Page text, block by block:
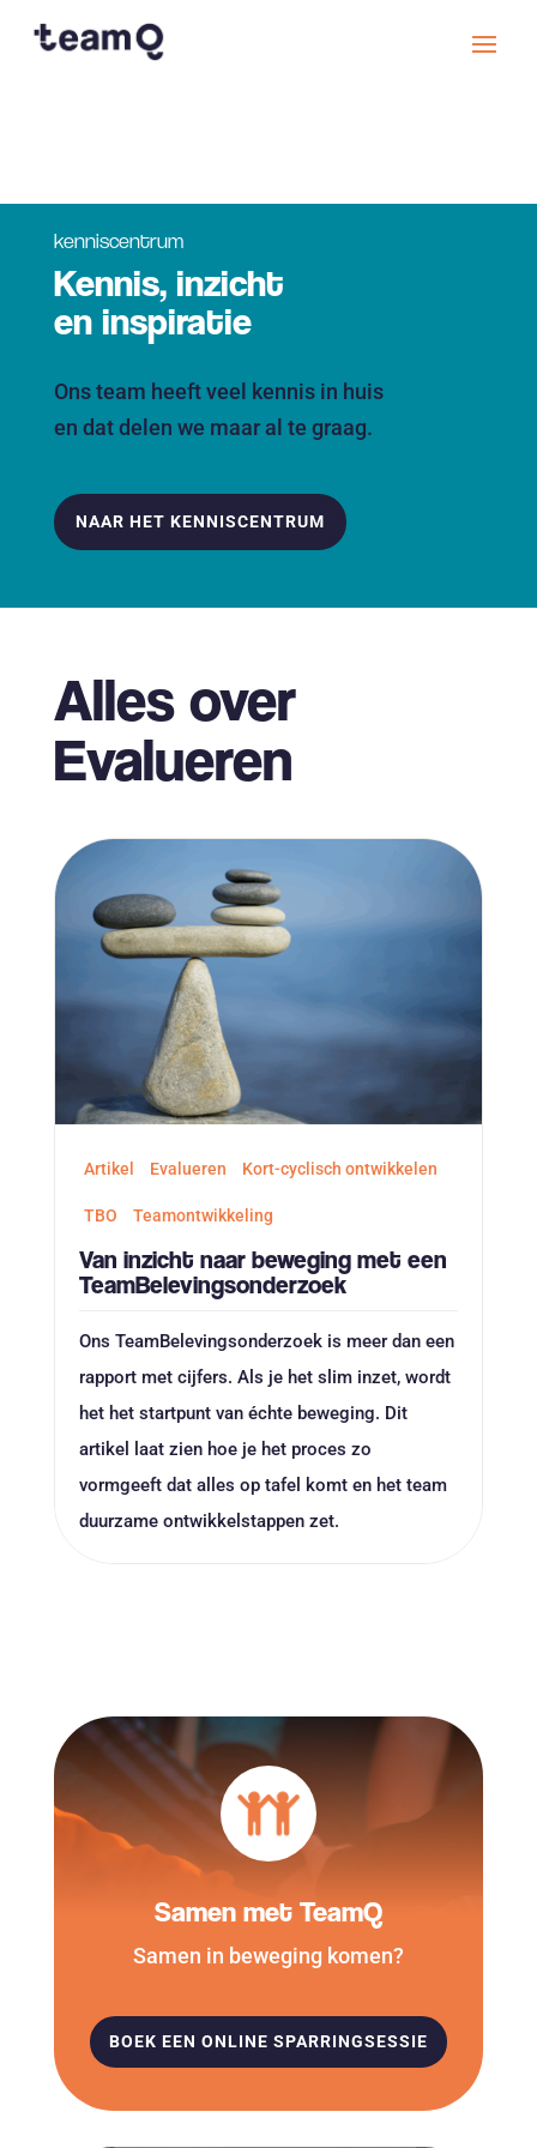
kenniscentrum
Kennis, inzicht
en inspiratie
Ons team heeft veel kennis in huis
en dat delen we maar al te graag.
NAAR HET KENNISCENTRUM
Alles over
Evalueren
Artikel Evalueren Kort-cyclisch ontwikkelen
TBO Teamontwikkeling
Van inzicht naar beweging met een
TeamBelevingsonderzoek
Ons TeamBelevingsonderzoek is meer dan een
rapport met cijfers. Als je het slim inzet, wordt
het het startpunt van échte beweging. Dit
artikel laat zien hoe je het proces zo
vormgeeft dat alles op tafel komt en het team
duurzame ontwikkelstappen zet.
Samen met TeamQ
Samen in beweging komen?
BOEK EEN ONLINE SPARRINGSESSIE